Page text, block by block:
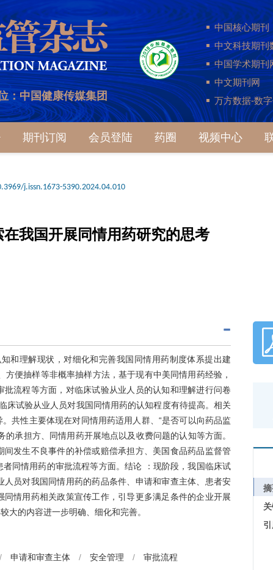
：中国健康传媒集团
中国核心期刊
中文科技期刊
中国学术期刊
中文期刊网
万方数据-数
期刊订阅 会员登陆 药圈 视频中心
j.issn.1673-5390.2024.04.010
我国开展同情用药研究的思考
和理解现状，对细化和完善我国同情用药制度体系提出建
便抽样等非概率抽样方法，基于现有中美同情用药经验，
流程等方面，对临床试验从业人员的认知和理解进行问卷
试验从业人员对我国同情用药的认知程度有待提高。相关
共性主要体现在对同情用药适用人群、“是否可以向药品监
承担方、同情用药开展地点以及收费问题的认知等方面。
发生不良事件的补偿或赔偿承担方、美国食品药品监督管
同情用药的审批流程等方面。结论 ：现阶段，我国临床试
员对我国同情用药的药品条件、申请和审查主体、患者安
情用药相关政策宣传工作，引导更多满足条件的企业开展
大的内容进一步明确、细化和完善。
/ 申请和审查主体 / 安全管理 / 审批流程